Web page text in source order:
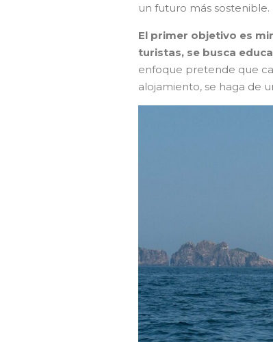
un futuro más sostenible.
El primer objetivo es
turistas, se busca
enfoque pretende que
alojamiento, se haga de